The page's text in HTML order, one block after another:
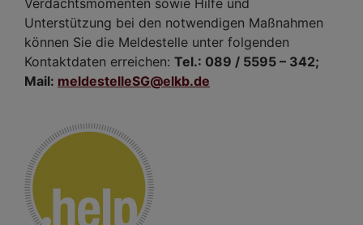
Verdachtsmomenten sowie Hilfe und
Unterstützung bei den notwendigen Maßnahmen
können Sie die Meldestelle unter folgenden
Kontaktdaten erreichen: Tel.: 089 / 5595 – 342;
Mail: meldestelleSG@elkb.de